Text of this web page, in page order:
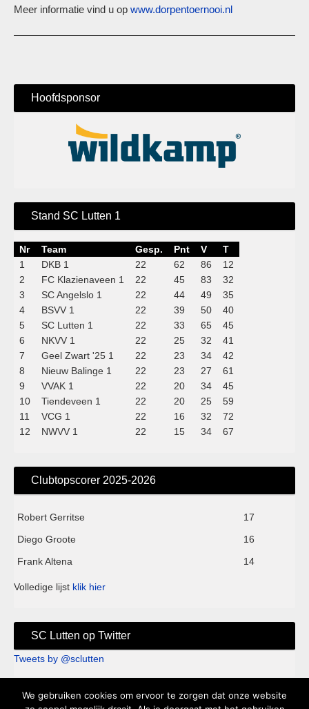
Meer informatie vind u op www.dorpentoernooi.nl
Hoofdsponsor
Stand SC Lutten 1
Nr Team Gesp. Pnt V
T
1
DKB 1 22 62 86
12
2
FC Klazienaveen 1 22 45 83
32
3
SC Angelslo 1 22 44 49
35
4
BSVV 1 22 39 50
40
5
SC Lutten 1 22 33 65
45
6
NKVV 1 22 25 32
41
7
Geel Zwart '25 1 22 23 34
42
8
Nieuw Balinge 1 22 23 27
61
9
VVAK 1 22 20 34
45
10
Tiendeveen 1 22 20 25
59
11
VCG 1 22 16 32
72
12
NWVV 1 22 15 34 67
Clubtopscorer 2025-2026
Robert Gerritse
17
Diego Groote
16
Frank Altena
14
Volledige lijst klik hier
SC Lutten op Twitter
Tweets by @sclutten
We gebruiken cookies om ervoor te zorgen dat onze website